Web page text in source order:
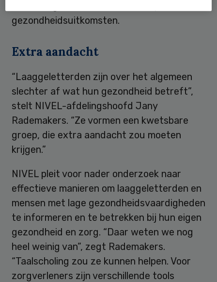
gezondheidsuitkomsten.
Extra aandacht
“Laaggeletterden zijn over het algemeen
slechter af wat hun gezondheid betreft”,
stelt NIVEL-afdelingshoofd Jany
Rademakers. “Ze vormen een kwetsbare
groep, die extra aandacht zou moeten
krijgen.”
NIVEL pleit voor nader onderzoek naar
effectieve manieren om laaggeletterden en
mensen met lage gezondheidsvaardigheden
te informeren en te betrekken bij hun eigen
gezondheid en zorg. “Daar weten we nog
heel weinig van”, zegt Rademakers.
“Taalscholing zou ze kunnen helpen. Voor
zorgverleners zijn verschillende tools